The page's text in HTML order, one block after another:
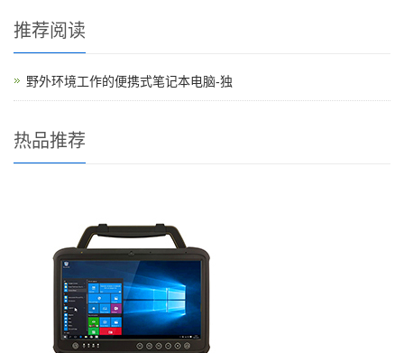
推荐阅读
野外环境工作的便携式笔记本电脑-独
热品推荐